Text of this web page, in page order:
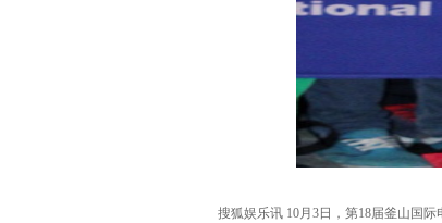
搜狐娱乐讯 10月3日，第18届釜山国